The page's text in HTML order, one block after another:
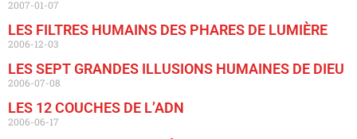
2007-01-07
LES FILTRES HUMAINS DES PHARES DE LUMIÈRE
2006-12-03
LES SEPT GRANDES ILLUSIONS HUMAINES DE DIEU
2006-07-08
LES 12 COUCHES DE L’ADN
2006-06-17